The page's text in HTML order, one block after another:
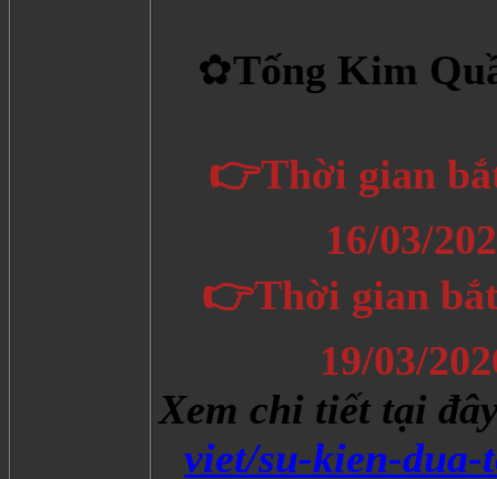
✿Tống Kim
👉Thời gian
16/03/
👉Thời gian
19/03/
Xem chi tiết tại
viet/su-kien-